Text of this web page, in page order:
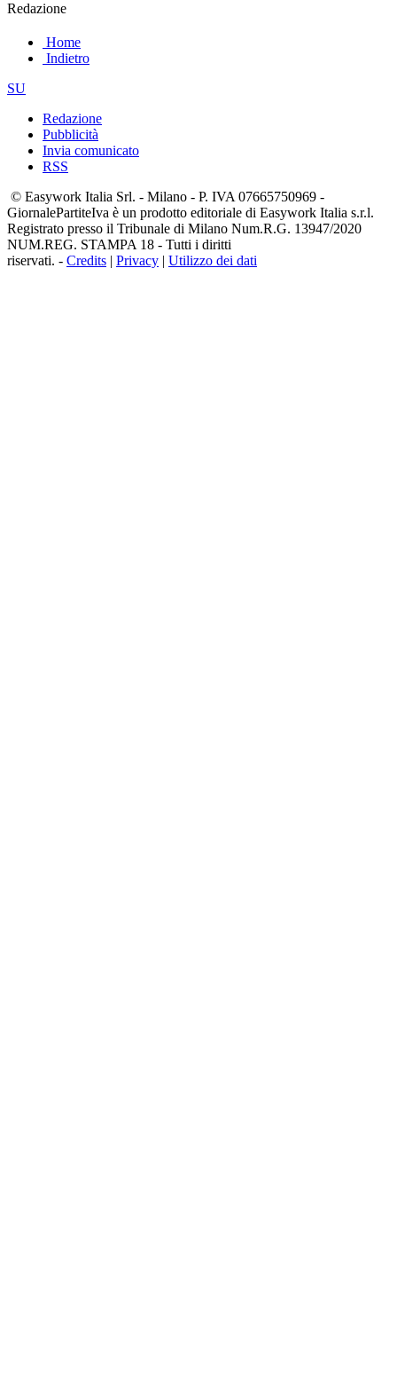
Redazione
Home
Indietro
SU
Redazione
Pubblicità
Invia comunicato
RSS
© Easywork Italia Srl. - Milano - P. IVA 07665750969 -
GiornalePartiteIva è un prodotto editoriale di Easywork Italia s.r.l.
Registrato presso il Tribunale di Milano Num.R.G. 13947/2020
NUM.REG. STAMPA 18 - Tutti i diritti
riservati. - Credits | Privacy | Utilizzo dei dati